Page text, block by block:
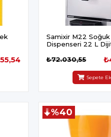
Samixir M22
Dispenseri 22 L
₺72.030,55
Sepete
%40